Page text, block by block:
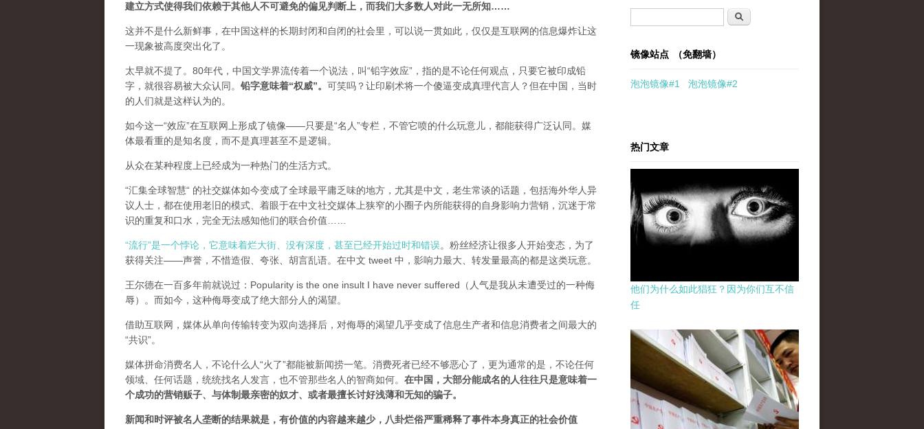
建立方式使得我们依赖于其他人不可避免的偏见判断上，而我们大多数人对此一无所知……
这并不是什么新鲜事，在中国这样的长期封闭和自闭的社会里，可以说一贯如此，仅仅是互联网的信息爆炸让这
一现象被高度突出化了。
太早就不提了。80年代，中国文学界流传着一个说法，叫“铅字效应”，指的是不论任何观点，只要它被印成铅
字，就很容易被大众认同。 铅字意味着“权威”。 可笑吗？让印刷术将一个傻逼变成真理代言人？但在中国，当时
的人们就是这样认为的。
如今这一“效应”在互联网上形成了镜像——只要是“名人”专栏，不管它喷的什么玩意儿，都能获得广泛认同。媒
体最看重的是知名度，而不是真理甚至不是逻辑。
从众在某种程度上已经成为一种热门的生活方式。
“汇集全球智慧“ 的社交媒体如今变成了全球最平庸乏味的地方，尤其是中文，老生常谈的话题，包括海外华人异
议人士，都在使用老旧的模式、着眼于在中文社交媒体上狭窄的小圈子内所能获得的自身影响力营销，沉迷于常
识的重复和口水，完全无法感知他们的联合价值……
“流行”是一个悖论，它意味着烂大街、没有深度，甚至已经开始过时和错误。粉丝经济让很多人开始变态，为了
获得关注——声誉，不惜造假、夸张、胡言乱语。在中文 tweet 中，影响力最大、转发量最高的都是这类玩意。
王尔德在一百多年前就说过：Popularity is the one insult I have never suffered（人气是我从未遭受过的一种侮
辱）。而如今，这种侮辱变成了绝大部分人的渴望。
借助互联网，媒体从单向传输转变为双向选择后，对侮辱的渴望几乎变成了信息生产者和信息消费者之间最大的
“共识”。
媒体拼命消费名人，不论什么人“火了”都能被新闻捞一笔。消费死者已经不够恶心了，更为通常的是，不论任何
领域、任何话题，统统找名人发言，也不管那些名人的智商如何。 在中国，大部分能成名的人往往只是意味着一
个成功的营销贩子、与体制最亲密的奴才、或者最擅长讨好浅薄和无知的骗子。
新闻和时评被名人垄断的结果就是，有价值的内容越来越少，八卦烂俗严重稀释了事件本身真正的社会价值
搜索
镜像站点 （免翻墙）
泡泡镜像#1 泡泡镜像#2
热门文章
他们为什么如此猖狂？因为你们互不信
任